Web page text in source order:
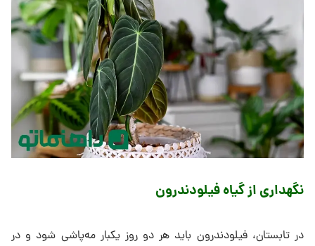
نگهداری از گیاه فیلودندرون
در تابستان، فیلودندرون باید هر دو روز یکبار مه‌پاشی شود و در